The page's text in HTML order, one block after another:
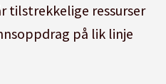
tilstrekkelige ressurser
på lik linje